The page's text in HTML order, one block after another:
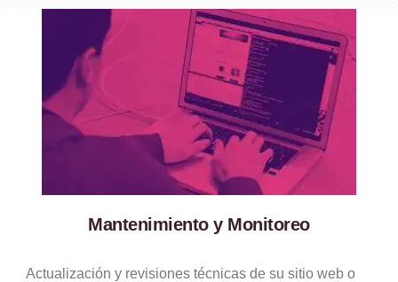
Mantenimiento y Monitoreo
Actualización y revisiones técnicas de su sitio web o